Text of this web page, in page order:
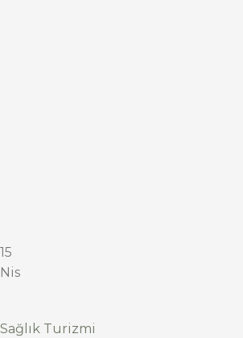
15
Nis
Sağlık Turizmi